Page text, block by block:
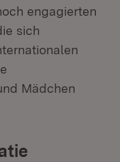
engagierten
sich
Mädchen